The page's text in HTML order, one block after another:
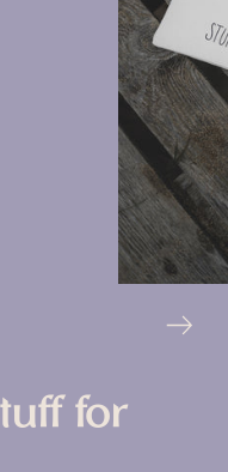
for